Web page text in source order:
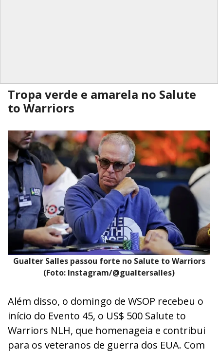
Tropa verde e amarela no Salute
to Warriors
Gualter Salles passou forte no Salute to Warriors
(Foto: Instagram/@gualtersalles)
Além disso, o domingo de WSOP recebeu o
início do Evento 45, o US$ 500 Salute to
Warriors NLH, que homenageia e contribui
para os veteranos de guerra dos EUA. Com